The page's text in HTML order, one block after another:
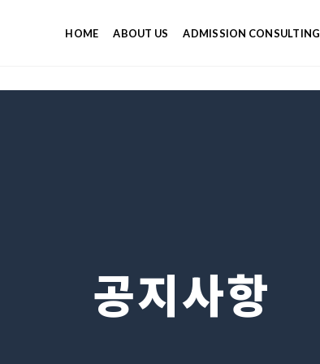
HOME ABOUT US ADMISSION CONSULTING
공지사항